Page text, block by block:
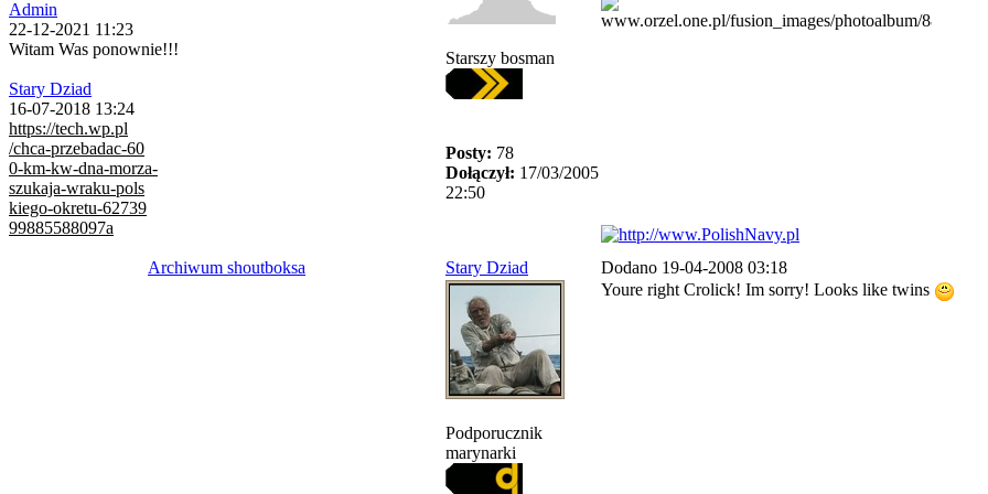
Admin
22-12-2021 11:23
Witam Was ponownie!!!
Stary Dziad
16-07-2018 13:24
https://tech.wp.pl
/chca-przebadac-60
0-km-kw-dna-morza-
szukaja-wraku-pols
kiego-okretu-62739
99885588097a
Archiwum shoutboksa
Starszy bosman
Posty: 78
Dołączył: 17/03/2005
22:50
Stary Dziad Dodano 19-04-2008 03:18
Podporucznik
marynarki
Youre right Crolick! Im sorry! Looks like twins